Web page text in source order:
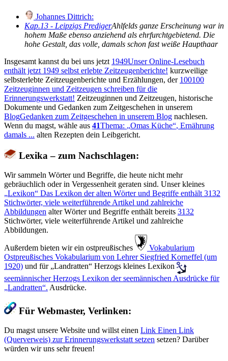
Johannes Dittrich:
Kap.13 - Leipzigs PredigerAhlfelds ganze Erscheinung war in
hohem Maße ebenso anziehend als ehrfurchtgebietend. Die
hohe Gestalt, das volle, damals schon fast weiße Haupthaar
Insgesamt kannst du bei uns jetzt 1949Unser Online-Lesebuch
enthält jetzt 1949 selbst erlebte Zeitzeugenberichte! kurzweilige
selbsterlebte Zeitzeugenberichte und Erzählungen, der 100100
Zeitzeuginnen und Zeitzeugen schreiben für die
Erinnerungswerkstatt! Zeitzeuginnen und Zeitzeugen, historische
Dokumente und Gedanken zum Zeitgeschehen in unserem
BlogGedanken zum Zeitgeschehen in unserem Blog nachlesen.
Wenn du magst, wähle aus 41Thema: Omas Küche , Ernährung
damals ... alten Rezepten dein Leibgericht.
Lexika – zum Nachschlagen:
Wir sammeln Wörter und Begriffe, die heute nicht mehr
gebräuchlich oder in Vergessenheit geraten sind. Unser kleines
Lexikon
Das Lexikon der alten Wörter und Begriffe enthält 3132
Stichwörter, viele weiterführende Artikel und zahlreiche
Abbildungen alter Wörter und Begriffe enthält bereits 3132
Stichwörter, viele weiterführende Artikel und zahlreiche
Abbildungen.
Außerdem bieten wir ein ostpreußisches
️ Vokabularium
Ostpreußisches Vokabularium von Lehrer Siegfried Korneffel (um
1920) und für Landratten Herzogs kleines Lexikon
seemännischerHerzogs Lexikon der seemännischen Ausdrücke für
Landratten . Ausdrücke.
Für Webmaster, Verlinken:
Du magst unsere Website und willst einen Link Einen Link
(Querverweis) zur Erinnerungswerkstatt setzen setzen? Darüber
würden wir uns sehr freuen!